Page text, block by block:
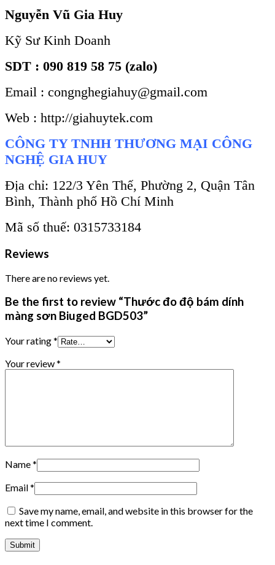
Nguyễn Vũ Gia Huy
Kỹ Sư Kinh Doanh
SDT : 090 819 58 75 (zalo)
Email : congnghegiahuy@gmail.com
Web : http://giahuytek.com
CÔNG TY TNHH THƯƠNG MẠI CÔNG
NGHỆ GIA HUY
Địa chỉ: 122/3 Yên Thế, Phường 2, Quận Tân
Bình, Thành phố Hồ Chí Minh
Mã số thuế: 0315733184
Reviews
There are no reviews yet.
Be the first to review “Thước đo độ bám dính
màng sơn Biuged BGD503”
Your rating*
Your review*
Name*
Email*
Save my name, email, and website in this browser for the
next time I comment.